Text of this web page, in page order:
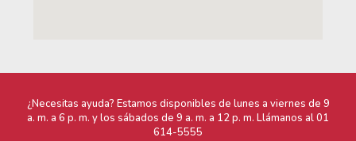
¿Necesitas ayuda? Estamos disponibles de lunes a viernes de 9
a. m. a 6 p. m. y los sábados de 9 a. m. a 12 p. m. Llámanos al01
614-5555